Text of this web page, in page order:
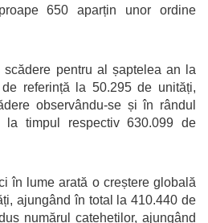
650 aparțin unor ordine
pentru al șaptelea an la
referință la 50.295 de unități,
observându-se și în rândul
la timpul respectiv 630.099 de
în lume arată o creștere globală
ajungând în total la 410.440 de
numărul cateheților, ajungând